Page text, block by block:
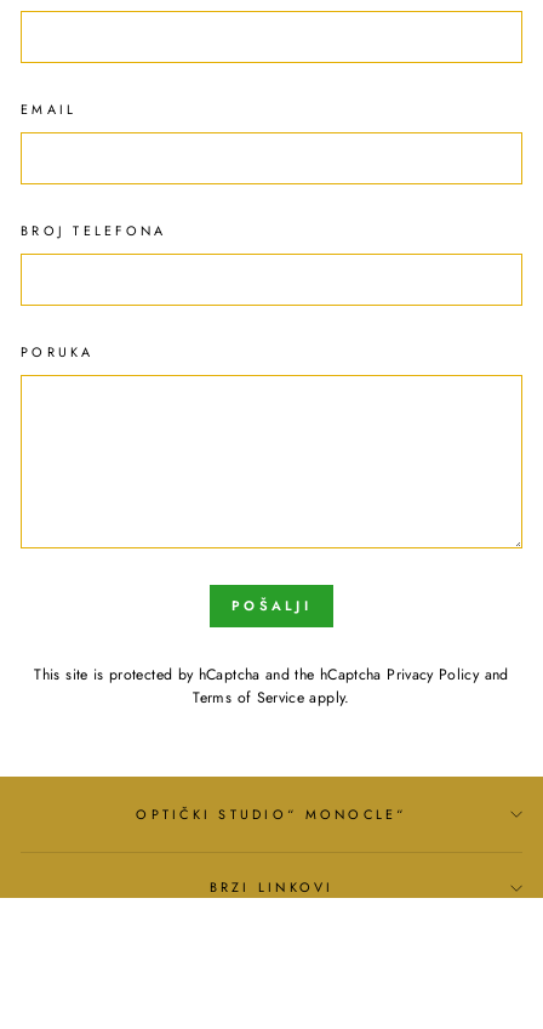
EMAIL
BROJ TELEFONA
PORUKA
POŠALJI
This site is protected by hCaptcha and the hCaptcha Privacy Policyand
Terms of Service apply.
OPTIČKI STUDIO“ MONOCLE“
BRZI LINKOVI